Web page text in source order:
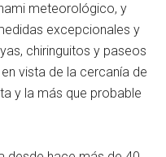
meteorológico, y
excepcionales y
chiringuitos y paseos
vista de la cercanía de
y la más que probable